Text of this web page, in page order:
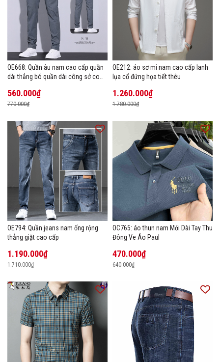
OE668: Quần âu nam cao cấp quần
dài thẳng bó quần dài công sở co
560.000₫
770.000₫
OE212: áo sơ mi nam cao cấp lanh
lụa cổ đứng họa tiết thêu
1.260.000₫
1.780.000₫
OE794: Quần jeans nam ống rộng
thẳng giặt cao cấp
1.190.000₫
1.710.000₫
OC765: áo thun nam Mới Dài Tay Thu
Đông Ve Áo Paul
470.000₫
640.000₫